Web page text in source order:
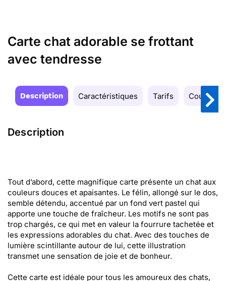
Carte chat adorable se frottant
avec tendresse
Description Caractéristiques Tarifs Couleurs
Description
Tout d’abord, cette magnifique carte présente un chat aux
couleurs douces et apaisantes. Le félin, allongé sur le dos,
semble détendu, accentué par un fond vert pastel qui
apporte une touche de fraîcheur. Les motifs ne sont pas
trop chargés, ce qui met en valeur la fourrure tachetée et
les expressions adorables du chat. Avec des touches de
lumière scintillante autour de lui, cette illustration
transmet une sensation de joie et de bonheur.
Cette carte est idéale pour tous les amoureux des chats,